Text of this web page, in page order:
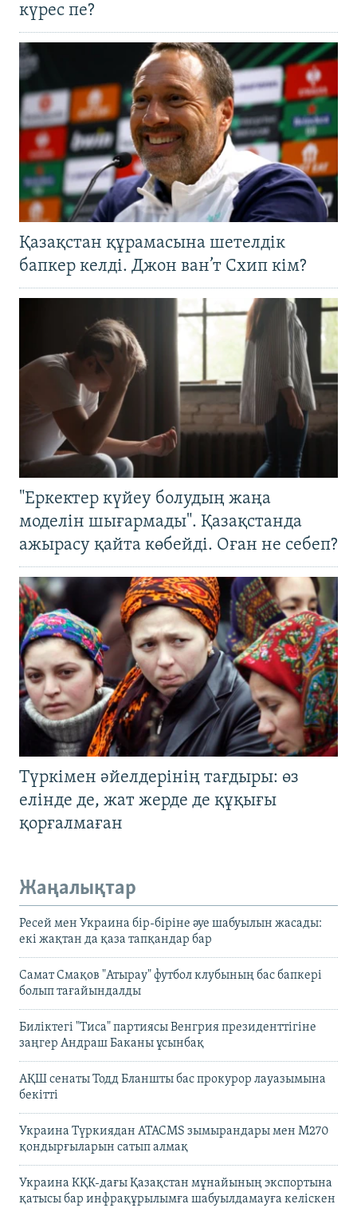
күрес пе?
Қазақстан құрамасына шетелдік
бапкер келді. Джон ван’т Схип кім?
"Еркектер күйеу болудың жаңа
моделін шығармады". Қазақстанда
ажырасу қайта көбейді. Оған не себеп?
Түркімен әйелдерінің тағдыры: өз
елінде де, жат жерде де құқығы
қорғалмаған
Жаңалықтар
Ресей мен Украина бір-біріне әуе шабуылын жасады:
екі жақтан да қаза тапқандар бар
Самат Смақов "Атырау" футбол клубының бас бапкері
болып тағайындалды
Биліктегі "Тиса" партиясы Венгрия президенттігіне
заңгер Андраш Баканы ұсынбақ
АҚШ сенаты Тодд Бланшты бас прокурор лауазымына
бекітті
Украина Түркиядан ATACMS зымырандары мен M270
қондырғыларын сатып алмақ
Украина КҚК-дағы Қазақстан мұнайының экспортына
қатысы бар инфрақұрылымға шабуылдамауға келіскен